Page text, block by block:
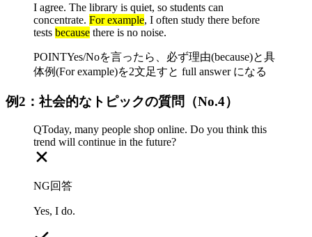
I agree. The library is quiet, so students can
concentrate. For example, I often study there before
tests because there is no noise.
POINTYes/Noを言ったら、必ず理由(because)と具
体例(For example)を2文足すと full answer になる
例2：社会的なトピックの質問（No.4）
QToday, many people shop online. Do you think this
trend will continue in the future?
NG回答
Yes, I do.